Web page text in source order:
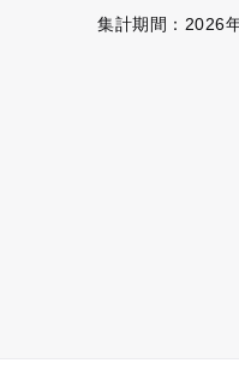
集計期間：2026